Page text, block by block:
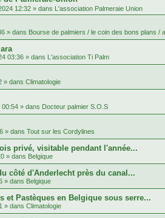
12:32 » dans L'association Palmeraie Union
» dans Bourse de palmiers / le coin des bons plans
03:36 » dans L'association Ti Palm
» dans Climatologie
00:54 » dans Docteur palmier S.O.S
» dans Tout sur les Cordylines
privé, visitable pendant l'année...
» dans Belgique
côté d'Anderlecht près du canal...
» dans Belgique
et Pastèques en Belgique sous serre...
» dans Climatologie